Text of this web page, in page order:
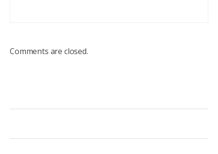
Comments are closed.